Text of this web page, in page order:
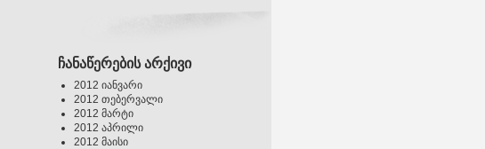
ჩანაწერების არქივი
2012 იანვარი
2012 თებერვალი
2012 მარტი
2012 აპრილი
2012 მაისი